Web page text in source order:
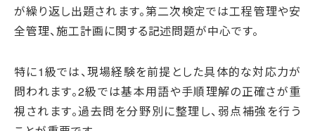
が繰り返し出題されます。第二次検定では工程管理や安
全管理、施工計画に関する記述問題が中心です。
特に1級では、現場経験を前提とした具体的な対応力が
問われます。2級では基本用語や手順理解の正確さが重
視されます。過去問を分野別に整理し、弱点補強を行う